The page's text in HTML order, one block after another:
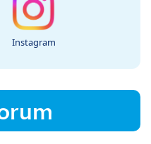
Instagram